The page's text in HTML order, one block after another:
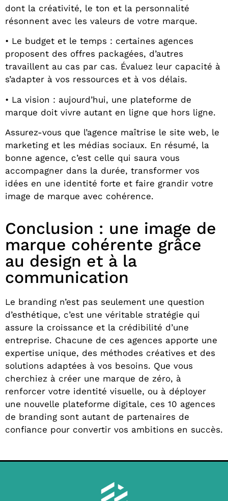
dont la créativité, le ton et la personnalité
résonnent avec les valeurs de votre marque.
• Le budget et le temps : certaines agences
proposent des offres packagées, d’autres
travaillent au cas par cas. Évaluez leur capacité à
s’adapter à vos ressources et à vos délais.
• La vision : aujourd’hui, une plateforme de
marque doit vivre autant en ligne que hors ligne.
Assurez-vous que l’agence maîtrise le site web, le
marketing et les médias sociaux. En résumé, la
bonne agence, c’est celle qui saura vous
accompagner dans la durée, transformer vos
idées en une identité forte et faire grandir votre
image de marque avec cohérence.
Conclusion : une image de
marque cohérente grâce
au design et à la
communication
Le branding n’est pas seulement une question
d’esthétique, c’est une véritable stratégie qui
assure la croissance et la crédibilité d’une
entreprise. Chacune de ces agences apporte une
expertise unique, des méthodes créatives et des
solutions adaptées à vos besoins. Que vous
cherchiez à créer une marque de zéro, à
renforcer votre identité visuelle, ou à déployer
une nouvelle plateforme digitale, ces 10 agences
de branding sont autant de partenaires de
confiance pour convertir vos ambitions en succès.